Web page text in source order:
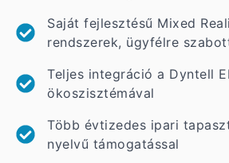
Saját fejlesztésű Mixed
rendszerek, ügyfélre
Teljes integráció a Dyntell
ökoszisztémával
Több évtizedes ipari
nyelvű támogatással